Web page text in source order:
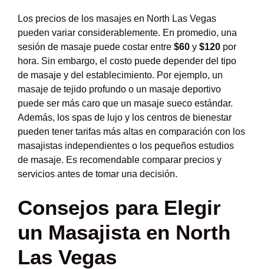
Los precios de los masajes en North Las Vegas
pueden variar considerablemente. En promedio, una
sesión de masaje puede costar entre $60 y $120 por
hora. Sin embargo, el costo puede depender del tipo
de masaje y del establecimiento. Por ejemplo, un
masaje de tejido profundo o un masaje deportivo
puede ser más caro que un masaje sueco estándar.
Además, los spas de lujo y los centros de bienestar
pueden tener tarifas más altas en comparación con los
masajistas independientes o los pequeños estudios
de masaje. Es recomendable comparar precios y
servicios antes de tomar una decisión.
Consejos para Elegir
un Masajista en North
Las Vegas